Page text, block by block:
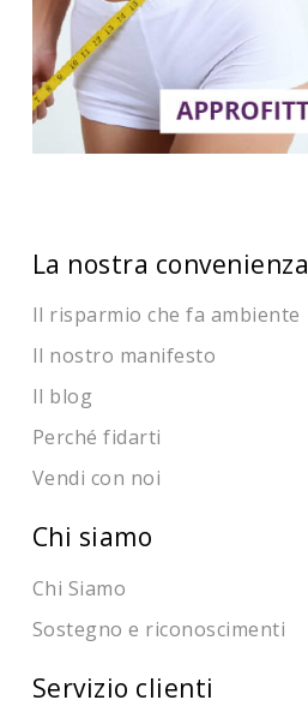
La nostra convenienza
Il risparmio che fa ambiente
Il nostro manifesto
Il blog
Perché fidarti
Vendi con noi
Chi siamo
Chi Siamo
Sostegno e riconoscimenti
Servizio clienti